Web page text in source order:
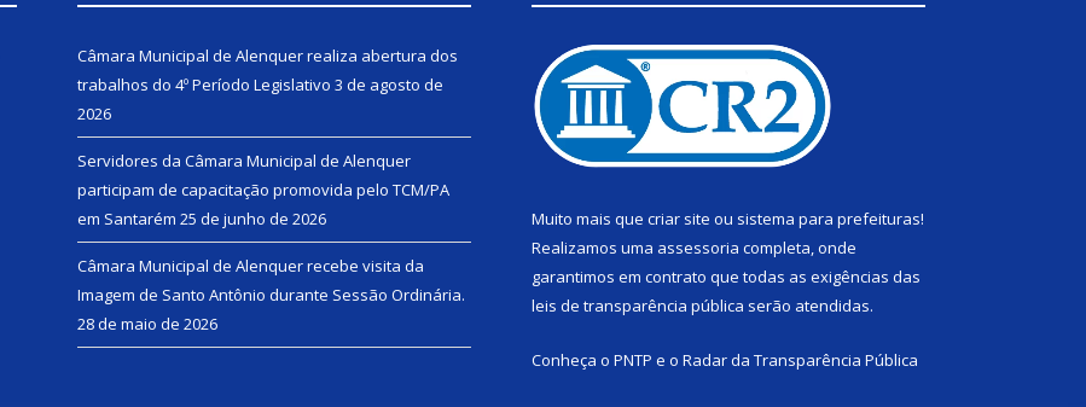
Câmara Municipal de Alenquer realiza abertura dos
trabalhos do 4º Período Legislativo 3 de agosto de
2026
Servidores da Câmara Municipal de Alenquer
participam de capacitação promovida pelo TCM/PA
em Santarém 25 de junho de 2026
Câmara Municipal de Alenquer recebe visita da
Imagem de Santo Antônio durante Sessão Ordinária.
28 de maio de 2026
Muito mais que criar site ou sistema para prefeituras!
Realizamos uma assessoria completa, onde
garantimos em contrato que todas as exigências das
leis de transparência pública serão atendidas.
Conheça o PNTP e o Radar da Transparência Pública